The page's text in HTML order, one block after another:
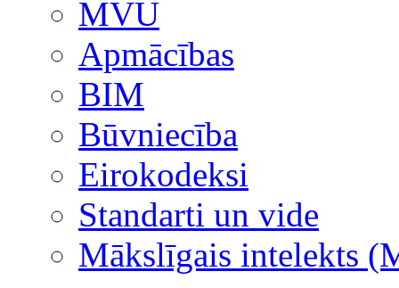
MVU
Apmācības
BIM
Būvniecība
Eirokodeksi
Standarti un vide
Mākslīgais intelekts